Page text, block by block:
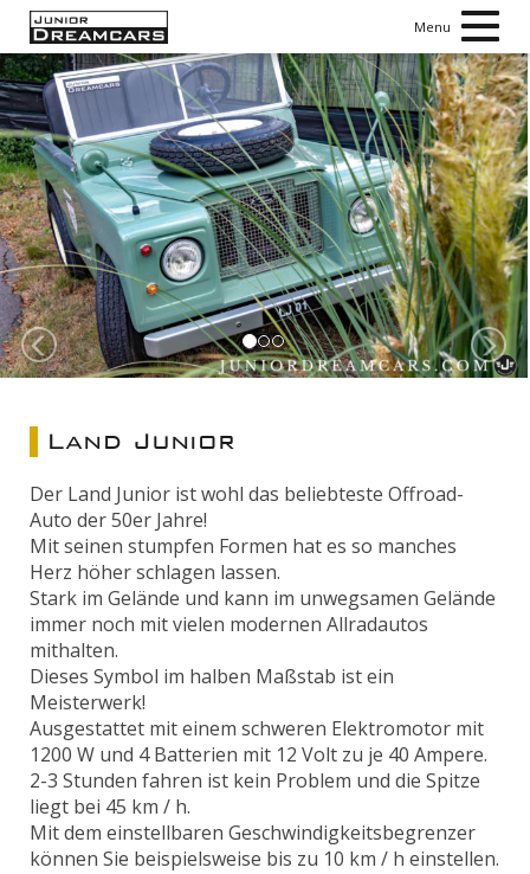
Menu
Zurück
Land Junior
Der Land Junior ist wohl das beliebteste Offroad-
Auto der 50er Jahre!
Mit seinen stumpfen Formen hat es so manches
Herz höher schlagen lassen.
Stark im Gelände und kann im unwegsamen Gelände
immer noch mit vielen modernen Allradautos
mithalten.
Dieses Symbol im halben Maßstab ist ein
Meisterwerk!
Ausgestattet mit einem schweren Elektromotor mit
1200 W und 4 Batterien mit 12 Volt zu je 40 Ampere.
2-3 Stunden fahren ist kein Problem und die Spitze
liegt bei 45 km / h.
Mit dem einstellbaren Geschwindigkeitsbegrenzer
können Sie beispielsweise bis zu 10 km / h einstellen.